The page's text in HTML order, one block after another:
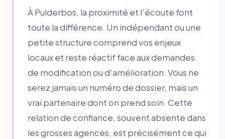
À Pulderbos, la proximité et l'écoute font
toute la différence. Un indépendant ou une
petite structure comprend vos enjeux
locaux et reste réactif face aux demandes
de modification ou d'amélioration. Vous ne
serez jamais un numéro de dossier, mais un
vrai partenaire dont on prend soin. Cette
relation de confiance, souvent absente dans
les grosses agences, est précisément ce qui